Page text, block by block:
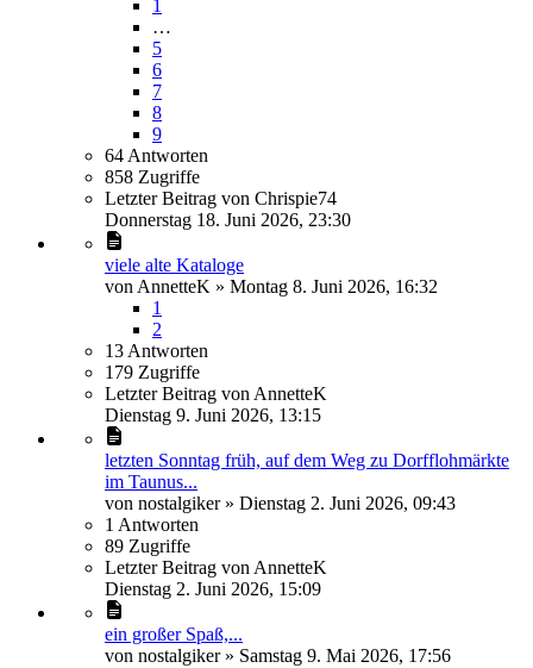
1
…
5
6
7
8
9
64 Antworten
858 Zugriffe
Letzter Beitrag von Chrispie74
Donnerstag 18. Juni 2026, 23:30
viele alte Kataloge
von AnnetteK » Montag 8. Juni 2026, 16:32
1
2
13 Antworten
179 Zugriffe
Letzter Beitrag von AnnetteK
Dienstag 9. Juni 2026, 13:15
letzten Sonntag früh, auf dem Weg zu Dorfflohmärkte
im Taunus...
von nostalgiker» Dienstag 2. Juni 2026, 09:43
1 Antworten
89 Zugriffe
Letzter Beitrag von AnnetteK
Dienstag 2. Juni 2026, 15:09
ein großer Spaß,...
von nostalgiker» Samstag 9. Mai 2026, 17:56